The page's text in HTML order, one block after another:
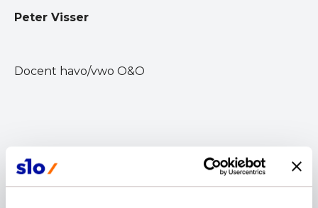
Peter Visser
Docent havo/vwo O&O
Ik ben Peter Visser en alweer een paar decennia
afgestudeerd bioloog en biologiedocent. Ik woon